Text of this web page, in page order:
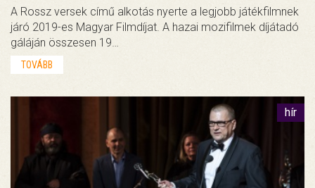
A Rossz versek című alkotás nyerte a legjobb játékfilmnek
járó 2019-es Magyar Filmdíjat. A hazai mozifilmek díjátadó
gáláján összesen 19…
TOVÁBB
hír